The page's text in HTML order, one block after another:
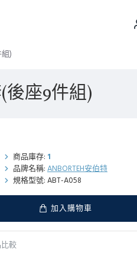
)
後座9件組)
商品庫存: 1
品牌名稱: ANBORTEH安伯特
規格型號: ABT-A058
加入購物車
較